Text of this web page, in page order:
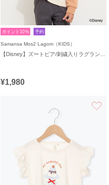
ポイント10% 予約
Samansa Mos2 Lagom（KIDS）
¥1,980